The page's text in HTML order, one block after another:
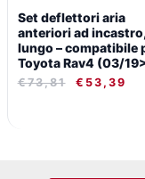
Set deflettori aria
anteriori ad
lungo – compatibile
Toyota Rav4 (03/
€73,81 € 53,39